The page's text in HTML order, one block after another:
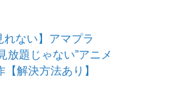
れない】アマプラ
放題じゃない”アニメ
【解決方法あり】